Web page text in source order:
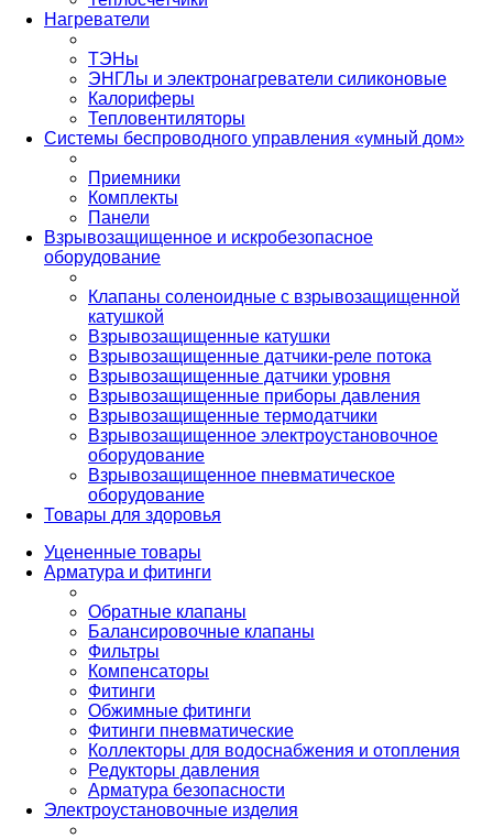
Нагреватели
ТЭНы
ЭНГЛы и электронагреватели силиконовые
Калориферы
Тепловентиляторы
Системы беспроводного управления «умный дом»
Приемники
Комплекты
Панели
Взрывозащищенное и искробезопасное
оборудование
Клапаны соленоидные с взрывозащищенной
катушкой
Взрывозащищенные катушки
Взрывозащищенные датчики-реле потока
Взрывозащищенные датчики уровня
Взрывозащищенные приборы давления
Взрывозащищенные термодатчики
Взрывозащищенное электроустановочное
оборудование
Взрывозащищенное пневматическое
оборудование
Товары для здоровья
Уцененные товары
Арматура и фитинги
Обратные клапаны
Балансировочные клапаны
Фильтры
Компенсаторы
Фитинги
Обжимные фитинги
Фитинги пневматические
Коллекторы для водоснабжения и отопления
Редукторы давления
Арматура безопасности
Электроустановочные изделия